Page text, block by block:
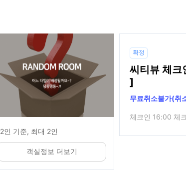
2인 기준, 최대 2인
객실정보 더보기
확정
씨티뷰 체크
]
무료취소불가(취
체크인 16:00 체